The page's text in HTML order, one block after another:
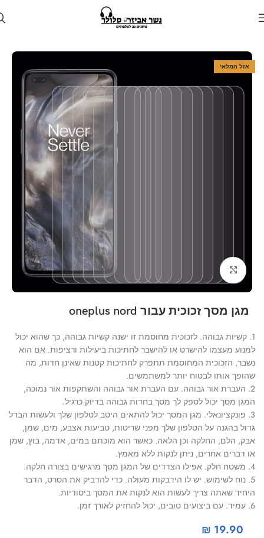
מגנים למכשירי וואן פלוס
אזל המלאי
Click to enlarge
מגן מסך זכוכית עבור oneplus nord
1. קשיות גבוהה. לזכוכית מחוסמת זו ישנה קשיות גבוהה, כך שהוא יכול
למנוע מעצמו להישרט או להישבר לחתיכות ביעילות ורציפות. אם הוא
נשבר, הזכוכית המחוסמת תתפרק לחתיכות קטנות שאינן חדות, מה
שהופך אותו לבטוח יותר למשתמשים.
2. העברת אור גבוהה. עם העברת אור גבוהה והשתקפות אור נמוכה,
המגן מסך יכול לספק לך מסך בחדות גבוהה בדיוק כרגיל.
3. פונקציונאלי. מגן המסך יכול להתאים היטב לטלפון שלך ולעשות הבדל
גדול בהגנה על הטלפון שלך מפני שריטות, טביעות אצבע, מים, שמן,
אבק, הלם, החלקה וכן הלאה. כאשר הוא מוכתם במים, אדמה, בוץ, שמן
או דברים אחרים, ניתן לנקות ללא מאמץ.
4. משטח חלק. אפילו הצדדים של המגן מסך מרגישים בצורה חלקה.
5. נוח לשימוש. יש לו הידבקות מעולה. כדי להדביק את הסרט, הדבר
היחיד שאתה צריך לעשות הוא לנקות את המסך ביסודיות.
6. עמיד. עם ביצועים טובים, יכול להחזיק לאורך זמן.
₪ 19.90